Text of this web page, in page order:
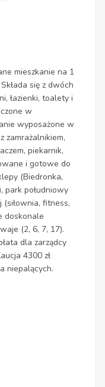
mieszkanie na 1
się z dwóch
łazienki, toalety i
w
wyposażone w
zamrażalnikiem,
piekarnik,
i gotowe do
(Biedronka,
park południowy
(siłownia, fitness,
doskonale
(2, 6, 7, 17).
dla zarządcy
4300 zł
niepalących.